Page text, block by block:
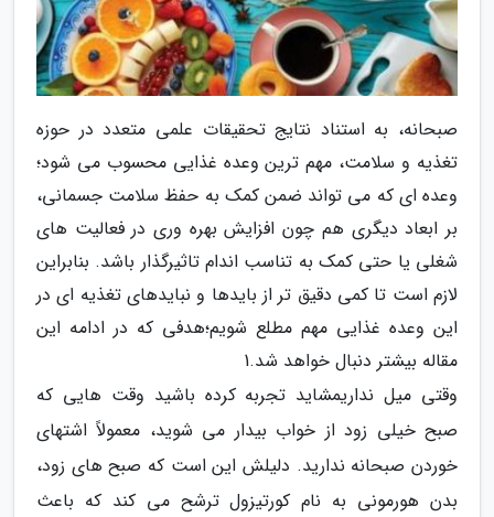
صبحانه، به استناد نتایج تحقیقات علمی متعدد در حوزه
تغذیه و سلامت، مهم ترین وعده غذایی محسوب می شود؛
وعده ای که می تواند ضمن کمک به حفظ سلامت جسمانی،
بر ابعاد دیگری هم چون افزایش بهره وری در فعالیت های
شغلی یا حتی کمک به تناسب اندام تاثیرگذار باشد. بنابراین
لازم است تا کمی دقیق تر از بایدها و نبایدهای تغذیه ای در
این وعده غذایی مهم مطلع شویم؛هدفی که در ادامه این
مقاله بیشتر دنبال خواهد شد.1
وقتی میل نداریمشاید تجربه کرده باشید وقت هایی که
صبح خیلی زود از خواب بیدار می شوید، معمولاً اشتهای
خوردن صبحانه ندارید. دلیلش این است که صبح های زود،
بدن هورمونی به نام کورتیزول ترشح می کند که باعث